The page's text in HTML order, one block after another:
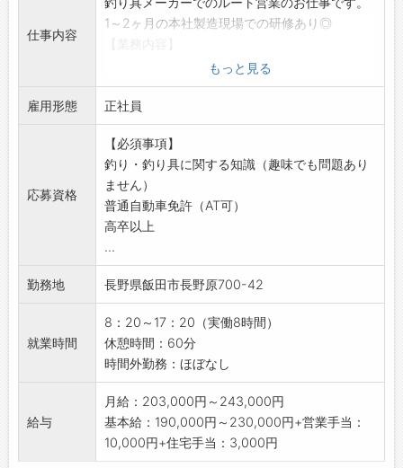
お気軽にご連絡ください。
・性別問わず活躍しています。
・幅広い世代の社員が活躍中！
【会社設備】
・無料駐車場完備
・更衣室、個人ロッカー
・休憩室、レンジ
・自販機
・喫煙：屋外指定の場�
【貸与品】
・制服：上下支給
【環境への取り組み】
天龍では次の世代の釣り人に、よりすばらし
い釣り環境を残していく為、水辺の清掃など
様々な取り組みを積極的に活動しています。
より自然環境にやさしい、環境負荷のすくな
い商品を製造、開発していきたいと思いま
す。 釣りの楽しさを知ってもらうために『釣
り教室』を地元の小学生向けに開催し、釣りの
楽しさを伝えています。
仕事内容
1～2ヶ月の本社製造現場での研修あり◎
■釣り具等のルート営業
・釣り具店や卸会社へのルート営業をお願いし
ます。
・エリア：長野県全域、東海地方、富山県、福
井県など
・受注を受け本社へ通達
・展示会へ参加し、商品説明など
※基本的には、直行直帰の就業となります。
【研修について】
・入社後、2～3ヶ月程度、本社工場にて研修が
あります。
・製造現場等で商品知識、使用感などを学んで
※実際に製造作業（加工など）も行います。
【貸与品】
・制服：支給（上着、ポロシャツ等）
・社用車（AT/プロボックス）
・ノートPC
・携帯電話
もっと見る
雇用形態 正社員
応募資格
【必須事項】
釣り・釣り具に関する知識（趣味でも問題あり
ません）
普通自動車免許（AT可）
高卒以上
...
勤務地 長野県飯田市長野原700-42
就業時間
8：20～17：20（実働8時間）
休憩時間：60分
時間外勤務：ほぼなし
給与
月給：203,000円～243,000円
基本給：190,000円～230,000円+営業手当：
10,000円+住宅手当：3,000円